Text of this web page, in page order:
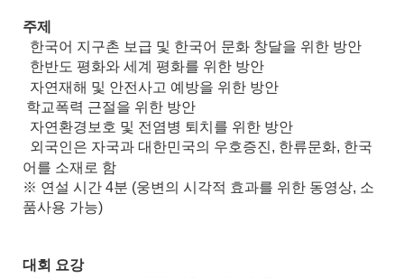
주제
한국어 지구촌 보급 및 한국어 문화 창달을 위한 방안
한반도 평화와 세계 평화를 위한 방안
자연재해 및 안전사고 예방을 위한 방안
학교폭력 근절을 위한 방안
자연환경보호 및 전염병 퇴치를 위한 방안
외국인은 자국과 대한민국의 우호증진, 한류문화, 한국
어를 소재로 함
※ 연설 시간 4분 (웅변의 시각적 효과를 위한 동영상, 소
품사용 가능)
대회 요강